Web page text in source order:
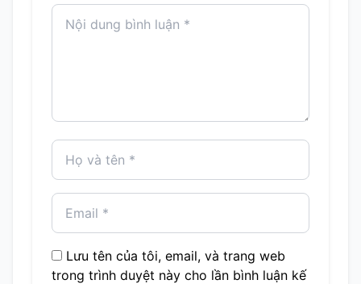
Lưu tên của tôi, email, và trang web
trong trình duyệt này cho lần bình luận kế